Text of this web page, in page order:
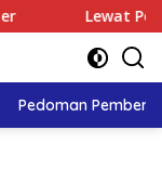
Lewat
Pedoman